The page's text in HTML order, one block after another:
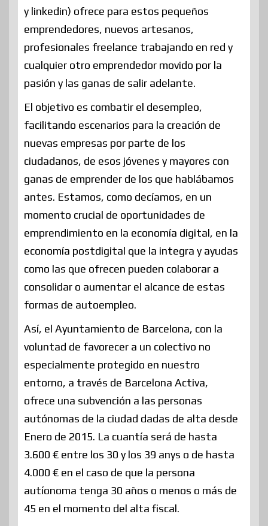
y linkedin) ofrece para estos pequeños
emprendedores, nuevos artesanos,
profesionales freelance trabajando en red y
cualquier otro emprendedor movido por la
pasión y las ganas de salir adelante.
El objetivo es combatir el desempleo,
facilitando escenarios para la creación de
nuevas empresas por parte de los
ciudadanos, de esos jóvenes y mayores con
ganas de emprender de los que hablábamos
antes. Estamos, como decíamos, en un
momento crucial de oportunidades de
emprendimiento en la economía digital, en la
economía postdigital que la integra y ayudas
como las que ofrecen pueden colaborar a
consolidar o aumentar el alcance de estas
formas de autoempleo.
Así, el Ayuntamiento de Barcelona, con la
voluntad de favorecer a un colectivo no
especialmente protegido en nuestro
entorno, a través de Barcelona Activa,
ofrece una subvención a las personas
autónomas de la ciudad dadas de alta desde
Enero de 2015. La cuantía será de hasta
3.600 € entre los 30 y los 39 anys o de hasta
4.000 € en el caso de que la persona
autíonoma tenga 30 años o menos o más de
45 en el momento del alta fiscal.